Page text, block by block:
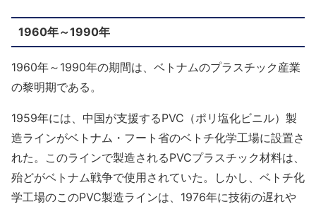
1960年～1990年
1960年～1990年の期間は、ベトナムのプラスチック産業
の黎明期である。
1959年には、中国が支援するPVC（ポリ塩化ビニル）製
造ラインがベトナム・フート省のベトチ化学工場に設置さ
れた。このラインで製造されるPVCプラスチック材料は、
殆どがベトナム戦争で使用されていた。しかし、ベトチ化
学工場のこのPVC製造ラインは、1976年に技術の遅れや